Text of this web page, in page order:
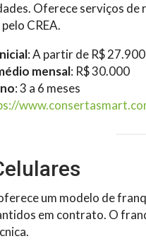
Oferece serviços
CREA.
: A partir de R$ 27.900
mensal: R$ 30.000
: 3 a 6 meses
um modelo de
em contrato. O